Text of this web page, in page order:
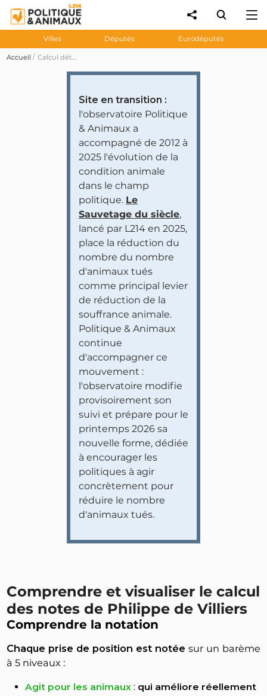
Villes Députés Eurodéputés
Accueil Calcul détaillé des notes
Site en transition :
l'observatoire Politique
& Animaux a
accompagné de 2012 à
2025 l'évolution de la
condition animale
dans le champ
politique. Le
Sauvetage du siècle,
lancé par L214 en 2025,
place la réduction du
nombre du nombre
d'animaux tués
comme principal levier
de réduction de la
souffrance animale.
Politique & Animaux
continue
d'accompagner ce
mouvement :
l'observatoire modifie
provisoirement son
suivi et prépare pour le
printemps 2026 sa
nouvelle forme, dédiée
à encourager les
politiques à agir
concrètement pour
réduire le nombre
d'animaux tués.
Comprendre et visualiser le calcul
des notes de Philippe de Villiers
Comprendre la notation
Chaque prise de position est notée sur un barème
à 5 niveaux :
Agit pour les animaux : qui améliore réellement